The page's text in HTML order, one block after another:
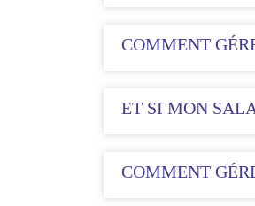
COMMENT
ET SI MON
COMMENT